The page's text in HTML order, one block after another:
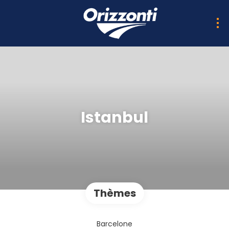
Istanbul
Thèmes
Barcelone